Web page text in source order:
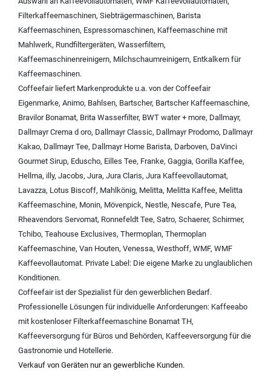
Filterkaffeemaschinen, Siebträgermaschinen, Barista
Kaffeemaschinen, Espressomaschinen, Kaffeemaschine mit
Mahlwerk, Rundfiltergeräten, Wasserfiltern,
Kaffeemaschinenreinigern, Milchschaumreinigern, Entkalkern für
Kaffeemaschinen.
Coffeefair liefert Markenprodukte u.a. von derCoffeefair
Eigenmarke, Animo, Bahlsen, Bartscher, Bartscher Kaffeemaschine,
Bravilor Bonamat, Brita Wasserfilter, BWT water + more, Dallmayr,
Dallmayr Crema d oro, Dallmayr Classic, Dallmayr Prodomo, Dallmayr
Kakao, Dallmayr Tee, Dallmayr Home Barista, Darboven, DaVinci
Gourmet Sirup, Eduscho, Eilles Tee, Franke, Gaggia, Gorilla Kaffee,
Hellma, illy, Jacobs, Jura, Jura Claris, Jura Kaffeevollautomat,
Lavazza, Lotus Biscoff, Mahlkönig, Melitta, Melitta Kaffee, Melitta
Kaffeemaschine, Monin, Mövenpick, Nestle, Nescafe, Pure Tea,
Rheavendors Servomat, Ronnefeldt Tee, Satro, Schaerer, Schirmer,
Tchibo, Teahouse Exclusives, Thermoplan, Thermoplan
Kaffeemaschine, Van Houten, Venessa, Westhoff, WMF, WMF
Kaffeevollautomat. Private Label: Die eigene Marke zu unglaublichen
Konditionen.
Coffeefair ist der Spezialist für den gewerblichen Bedarf.
Professionelle Lösungen für individuelle Anforderungen: Kaffeeabo
mit kostenloser Filterkaffeemaschine Bonamat TH,
Kaffeeversorgung für Büros und Behörden, Kaffeeversorgung für die
Gastronomie und Hotellerie.
Verkauf von Geräten nur an gewerbliche Kunden.